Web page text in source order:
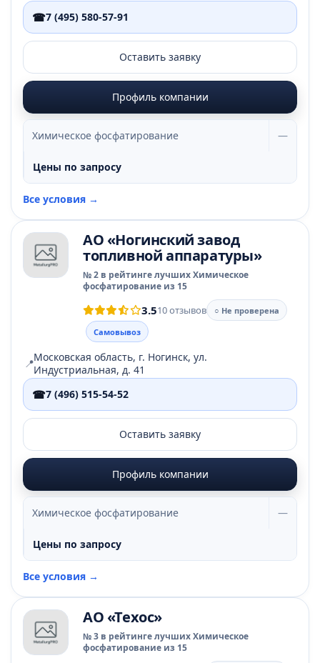
☎7 (495) 580-57-91
Оставить заявку
Профиль компании
Химическое фосфатирование —
Цены по запросу
Все условия →
АО «Ногинский завод
топливной аппаратуры»
№ 2 в рейтинге лучших Химическое
фосфатирование из 15
3.510 отзывов
○ Не проверена
Самовывоз
📍Московская область, г. Ногинск, ул.
Индустриальная, д. 41
☎7 (496) 515-54-52
Оставить заявку
Профиль компании
Химическое фосфатирование —
Цены по запросу
Все условия →
АО «Техос»
№ 3 в рейтинге лучших Химическое
фосфатирование из 15